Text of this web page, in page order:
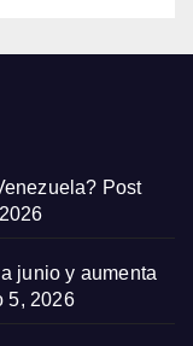
Post
junio y aumenta
5, 2026